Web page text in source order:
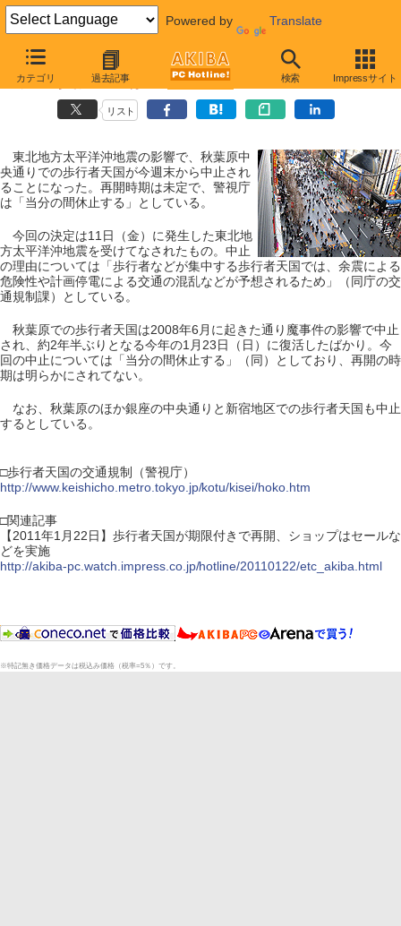
Powered by Translate
カテゴリ 過去記事 検索 Impressサイト
【 2011年3月19日号 】
アキバの歩行者天国は当面中止に
リスト
東北地方太平洋沖地震の影響で、秋葉原中
央通りでの歩行者天国が今週末から中止され
ることになった。再開時期は未定で、警視庁
は「当分の間休止する」としている。
今回の決定は11日（金）に発生した東北地
方太平洋沖地震を受けてなされたもの。中止
の理由については「歩行者などが集中する歩行者天国では、余震による
危険性や計画停電による交通の混乱などが予想されるため」（同庁の交
通規制課）としている。
秋葉原での歩行者天国は2008年6月に起きた通り魔事件の影響で中止
され、約2年半ぶりとなる今年の1月23日（日）に復活したばかり。今
回の中止については「当分の間休止する」（同）としており、再開の時
期は明らかにされてない。
なお、秋葉原のほか銀座の中央通りと新宿地区での歩行者天国も中止
するとしている。
□歩行者天国の交通規制（警視庁）
http://www.keishicho.metro.tokyo.jp/kotu/kisei/hoko.htm
□関連記事
【2011年1月22日】歩行者天国が期限付きで再開、ショップはセールな
どを実施
http://akiba-pc.watch.impress.co.jp/hotline/20110122/etc_akiba.html
※特記無き価格データは税込み価格（税率=5％）です。